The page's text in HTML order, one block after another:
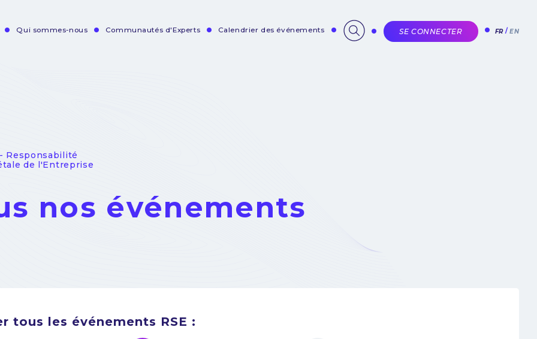
Qui sommes-nous Communautés d'Experts Calendrier des événements SE CONNECTER FR EN
Responsabilité
de l'Entreprise
nos événements
tous les événements RSE :